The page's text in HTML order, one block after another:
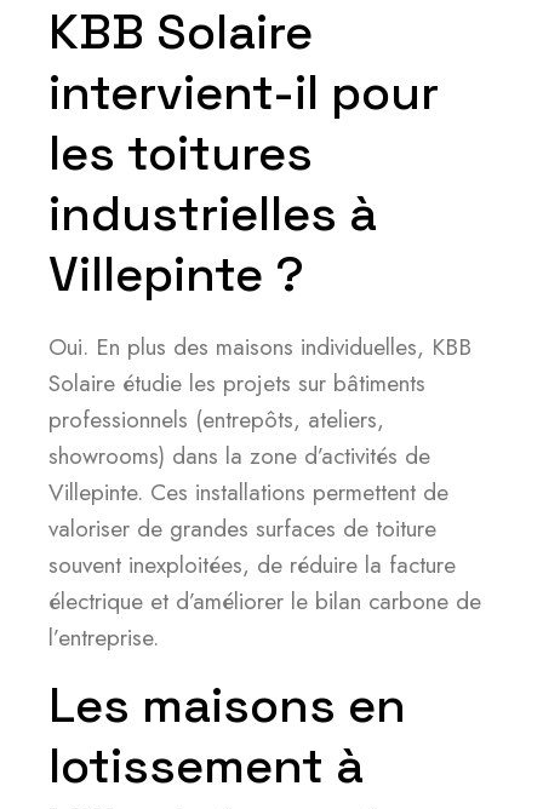
KBB Solaire
intervient-il pour
les toitures
industrielles à
Villepinte ?
Oui. En plus des maisons individuelles, KBB
Solaire étudie les projets sur bâtiments
professionnels (entrepôts, ateliers,
showrooms) dans la zone d’activités de
Villepinte. Ces installations permettent de
valoriser de grandes surfaces de toiture
souvent inexploitées, de réduire la facture
électrique et d’améliorer le bilan carbone de
l’entreprise.
Les maisons en
lotissement à